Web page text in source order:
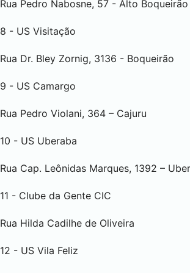
Rua Pedro Nabosne, 57 - Alto Boqueirão
8 - US Visitação
Rua Dr. Bley Zornig, 3136 - Boqueirão
9 - US Camargo
Rua Pedro Violani, 364 – Cajuru
10 - US Uberaba
Rua Cap. Leônidas Marques, 1392 –
11 - Clube da Gente CIC
Rua Hilda Cadilhe de Oliveira
12 - US Vila Feliz